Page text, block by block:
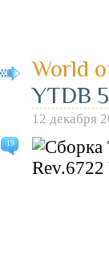
19
World
YTDB
12 декабря